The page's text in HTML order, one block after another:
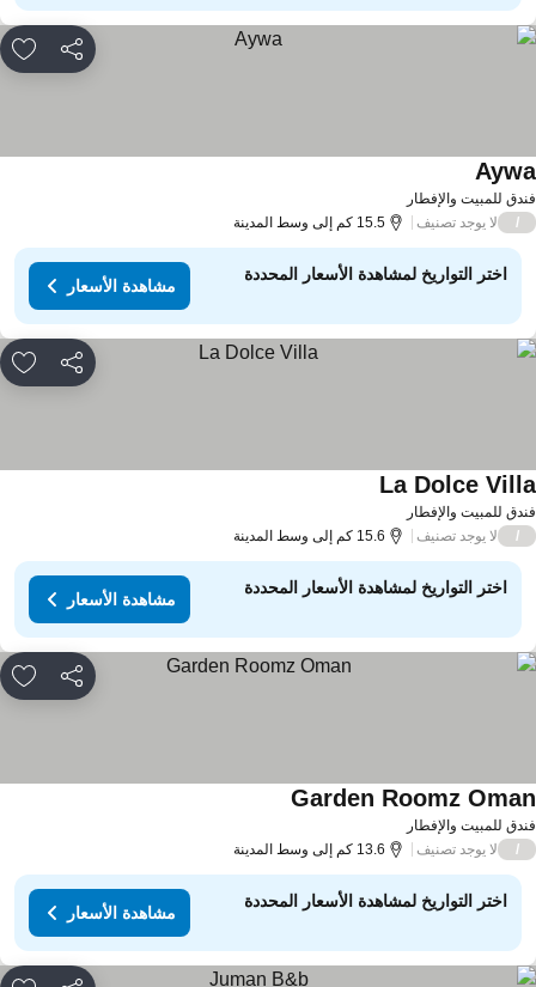
مشاركة
للمبيت والإفطار
مشاهدة الأسعار
لا يوجد تصنيف 15.5 كم إلى وسط المدينة
اختر التواريخ لمشاهدة الأسعار المحددة
مشاهدة الأسعار
مشاركة
للمبيت والإفطار
La Dolceمشاهدة الأسعار
لا يوجد تصنيف 15.6 كم إلى وسط المدينة
اختر التواريخ لمشاهدة الأسعار المحددة
مشاهدة الأسعار
مشاركة
للمبيت والإفطار
Garden Roomzمشاهدة الأسعار
لا يوجد تصنيف 13.6 كم إلى وسط المدينة
اختر التواريخ لمشاهدة الأسعار المحددة
مشاهدة الأسعار